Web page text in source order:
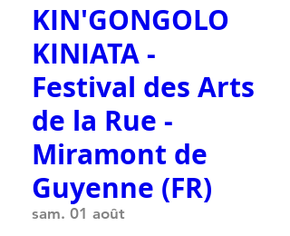
KIN'GONGOLO
KINIATA -
Festival des Arts
de la Rue -
Miramont de
Guyenne (FR)
sam. 01 août